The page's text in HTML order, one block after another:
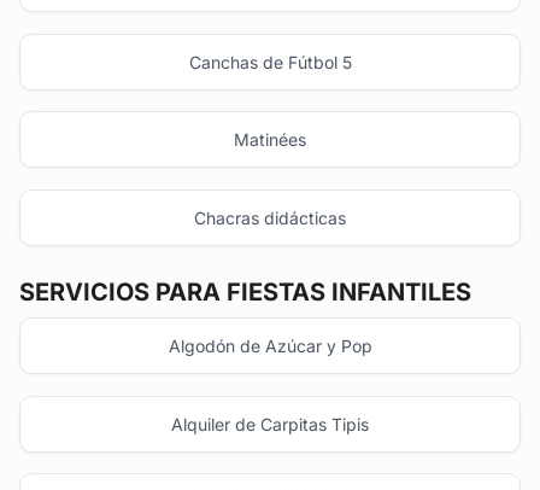
Canchas de Fútbol 5
Matinées
Chacras didácticas
SERVICIOS PARA FIESTAS INFANTILES
Algodón de Azúcar y Pop
Alquiler de Carpitas Tipis